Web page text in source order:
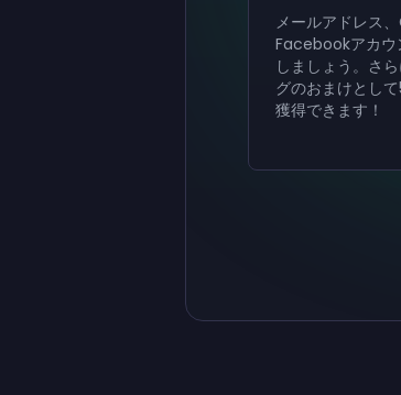
メールアドレス
Facebookアカウ
しましょう。さ
グのおまけとし
獲得できます！